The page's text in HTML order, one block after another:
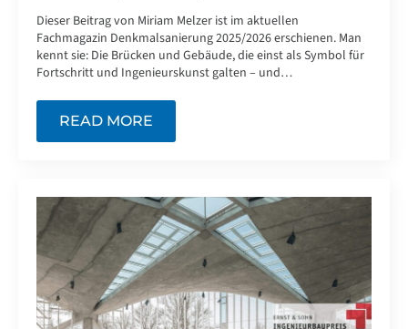
Dieser Beitrag von Miriam Melzer ist im aktuellen
Fachmagazin Denkmalsanierung 2025/2026 erschienen. Man
kennt sie: Die Brücken und Gebäude, die einst als Symbol für
Fortschritt und Ingenieurskunst galten – und…
READ MORE